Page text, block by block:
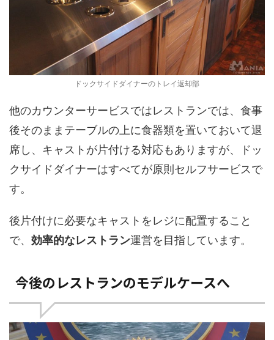
ドックサイドダイナーのトレイ返却部
他のカウンターサービスではレストランでは、食事
後そのままテーブルの上に食器類を置いておいて退
席し、キャストが片付ける対応もありますが、ドッ
クサイドダイナーはすべてが原則セルフサービスで
す。
後片付けに必要なキャストをレジに配置すること
で、 効率的なレストラン運営を目指しています。
今後のレストランのモデルケースへ